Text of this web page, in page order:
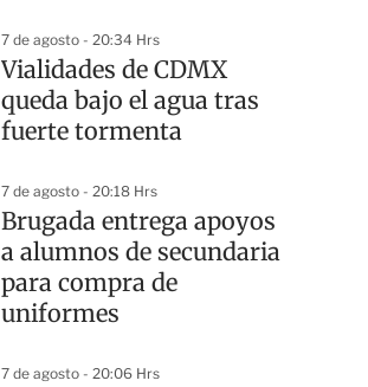
7 de agosto - 20:34 Hrs
Vialidades de CDMX
queda bajo el agua tras
fuerte tormenta
7 de agosto - 20:18 Hrs
Brugada entrega apoyos
a alumnos de secundaria
para compra de
uniformes
7 de agosto - 20:06 Hrs